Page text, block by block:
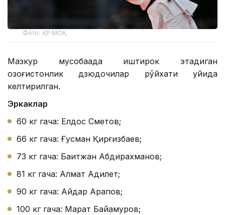
Фото: ҚР МОҚ
Мазкур мусобақада иштирок этадиган
қозоғистонлик дзюдочилар рўйхати қуйида
келтирилган.
Эркаклар
60 кг гача: Елдос Сметов;
66 кг гача: Ғусман Қирғизбаев;
73 кг гача: Бақитжан Абдирахманов;
81 кг гача: Алмат Адилет;
90 кг гача: Айдар Арапов;
100 кг гача: Марат Байқамуров;